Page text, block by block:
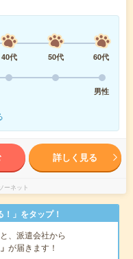
40代 50代
60代
男性
詳しく見る
ーネット
」をタップ！
、派遣会社から
が届きます！